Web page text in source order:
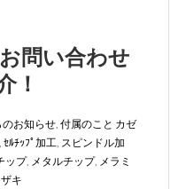
問い合わせ
！
お知らせ, 付属のこと カゼ
, ｾﾙﾁｯﾌﾟ加工, スピンドル加
ップ, メタルチップ, メラミ
キ